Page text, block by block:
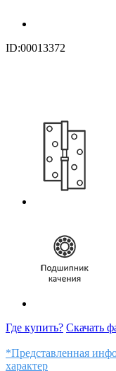
ID:00013372
Где купить? Скачать
*Представленная
характер